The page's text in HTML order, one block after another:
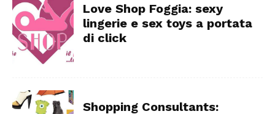
Love Shop Foggia: sexy
lingerie e sex toys a portata
di click
Shopping Consultants: